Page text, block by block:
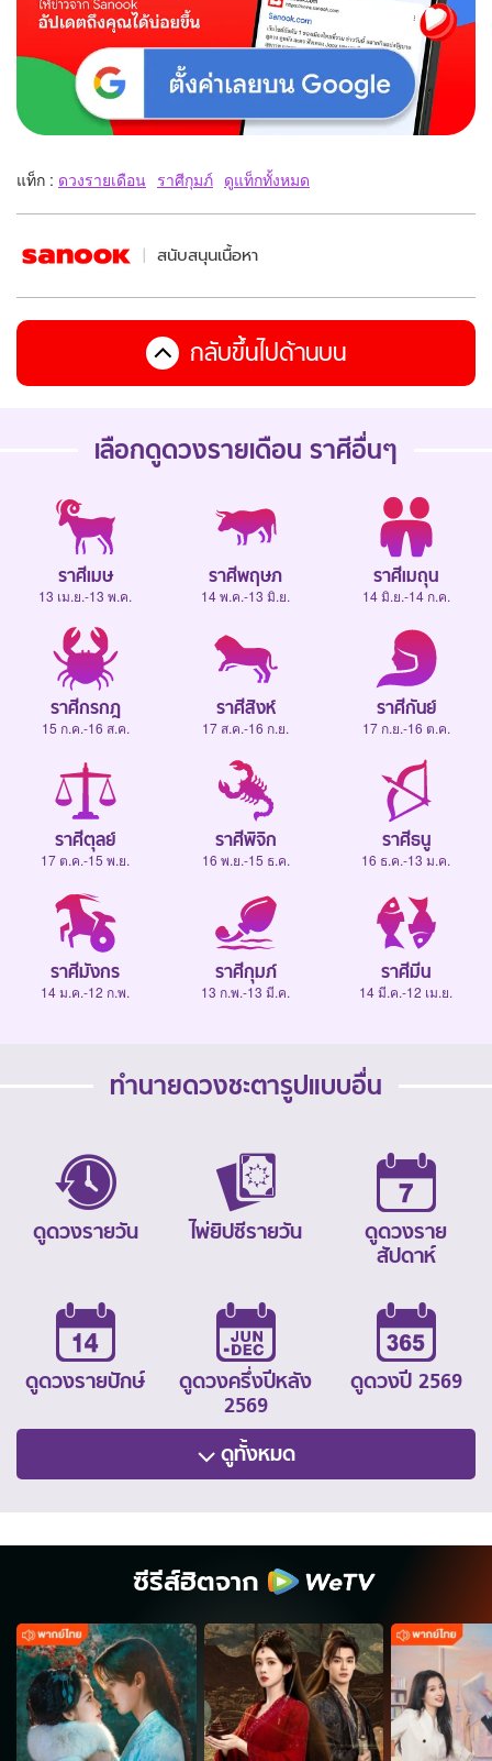
แท็ก : ดวงรายเดือน ราศีกุมภ์ ดูแท็กทั้งหมด
สนับสนุนเนื้อหา
กลับขึ้นไปด้านบน
เลือกดูดวงรายเดือน ราศีอื่นๆ
ราศีเมษ
13 เม.ย.-13 พ.ค.
ราศีพฤษภ
14 พ.ค.-13 มิ.ย.
ราศีเมถุน
14 มิ.ย.-14 ก.ค.
ราศีกรกฎ
15 ก.ค.-16 ส.ค.
ราศีสิงห์
17 ส.ค.-16 ก.ย.
ราศีกันย์
17 ก.ย.-16 ต.ค.
ราศีตุลย์
17 ต.ค.-15 พ.ย.
ราศีพิจิก
16 พ.ย.-15 ธ.ค.
ราศีธนู
16 ธ.ค.-13 ม.ค.
ราศีมังกร
14 ม.ค.-12 ก.พ.
ราศีกุมภ์
13 ก.พ.-13 มี.ค.
ราศีมีน
14 มี.ค.-12 เม.ย.
ทำนายดวงชะตารูปแบบอื่น
ดูดวงรายวัน ไพ่ยิปซีรายวัน
ดูดวงราย
สัปดาห์
ดูดวงรายปักษ์
ดูดวงครึ่งปีหลัง
2569
ดูดวงปี 2569
ดูทั้งหมด
ซีรีส์ฮิตจาก